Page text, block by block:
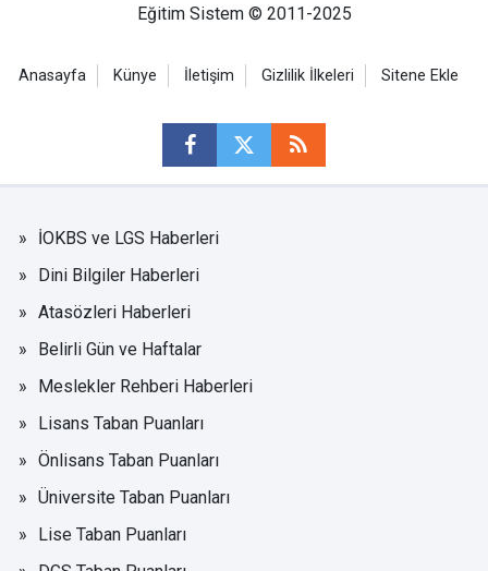
Eğitim Sistem © 2011-2025
Anasayfa Künye İletişim Gizlilik İlkeleri Sitene Ekle
İOKBS ve LGS Haberleri
Dini Bilgiler Haberleri
Atasözleri Haberleri
Belirli Gün ve Haftalar
Meslekler Rehberi Haberleri
Lisans Taban Puanları
Önlisans Taban Puanları
Üniversite Taban Puanları
Lise Taban Puanları